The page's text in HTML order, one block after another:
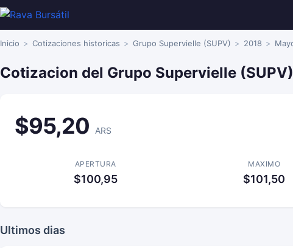
Inicio Cotizaciones historicas Grupo Supervielle (SUPV) 2018
Cotizacion del Grupo Supervielle
$95,20 ARS
APERTURA
$100,95
MAXIMO
$101,50
Ultimos dias